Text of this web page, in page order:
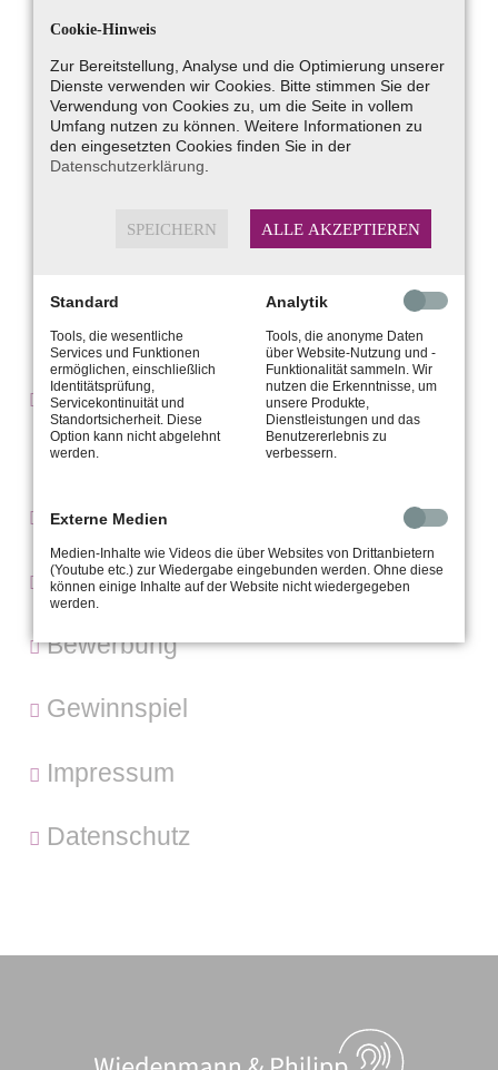
SoniTon Hörsysteme
Pädakustik
Tinnitus
Zubehör
Aktuelles
Artikel
Kontakt
Karriere
Bewerbung
Gewinnspiel
Impressum
Datenschutz
Cookie-Hinweis
Zur Bereitstellung, Analyse und die Optimierung unserer
Dienste verwenden wir Cookies. Bitte stimmen Sie der
Verwendung von Cookies zu, um die Seite in vollem
Umfang nutzen zu können. Weitere Informationen zu
den eingesetzten Cookies finden Sie in der
Datenschutzerklärung
SPEICHERN ALLE AKZEPTIEREN
Standard
Tools, die wesentliche
Services und Funktionen
ermöglichen, einschließlich
Identitätsprüfung,
Servicekontinuität und
Standortsicherheit. Diese
Option kann nicht abgelehnt
werden.
Analytik
Tools, die anonyme Daten
über Website-Nutzung und -
Funktionalität sammeln. Wir
nutzen die Erkenntnisse, um
unsere Produkte,
Dienstleistungen und das
Benutzererlebnis zu
verbessern.
Externe Medien
Medien-Inhalte wie Videos die über Websites von Drittanbietern
(Youtube etc.) zur Wiedergabe eingebunden werden. Ohne diese
können einige Inhalte auf der Website nicht wiedergegeben
werden.